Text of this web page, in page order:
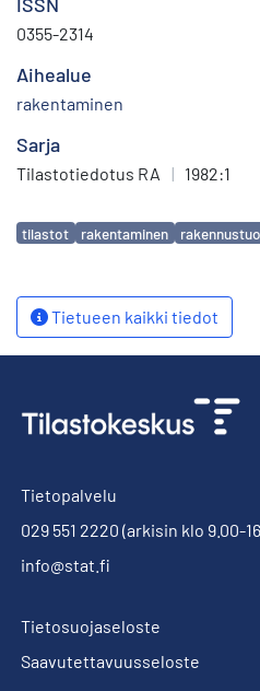
ISSN
0355-2314
Aihealue
rakentaminen
Sarja
Tilastotiedotus RA | 1982:1
Avainsanat
tilastot rakentaminen
Tietueen kaikki tiedot
Tietopalvelu
029 551 2220 (arkisin klo 9.00-
info@stat.fi
Tietosuojaseloste
Saavutettavuusseloste